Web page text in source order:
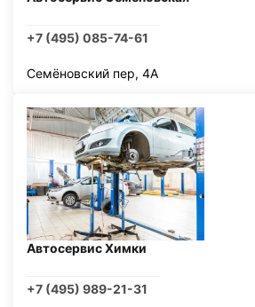
+7 (495) 085-74-61
Семёновский пер, 4А
Автосервис Химки
+7 (495) 989-21-31